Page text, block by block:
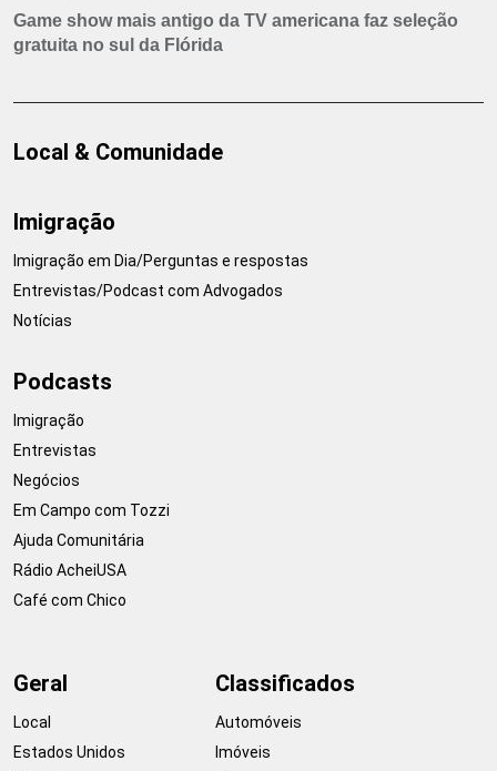
Game show mais antigo da TV americana faz seleção
gratuita no sul da Flórida
Local & Comunidade
Imigração
Imigração em Dia/Perguntas e respostas
Entrevistas/Podcast com Advogados
Notícias
Podcasts
Imigração
Entrevistas
Negócios
Em Campo com Tozzi
Ajuda Comunitária
Rádio AcheiUSA
Café com Chico
Geral
Local
Estados Unidos
Classificados
Automóveis
Imóveis